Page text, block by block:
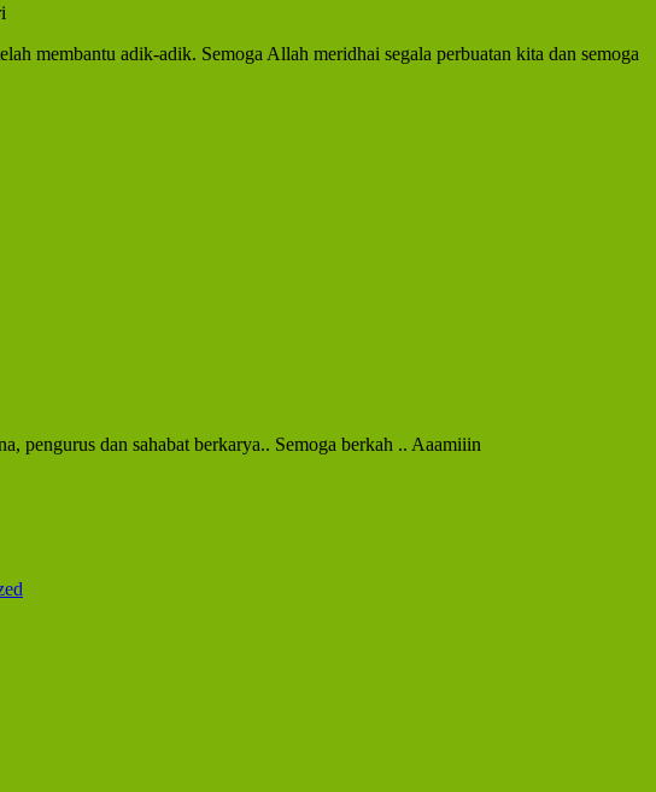
membantu adik-adik. Semoga Allah meridhai segala perbuatan kita dan semoga
pengurus dan sahabat berkarya.. Semoga berkah .. Aaamiiin